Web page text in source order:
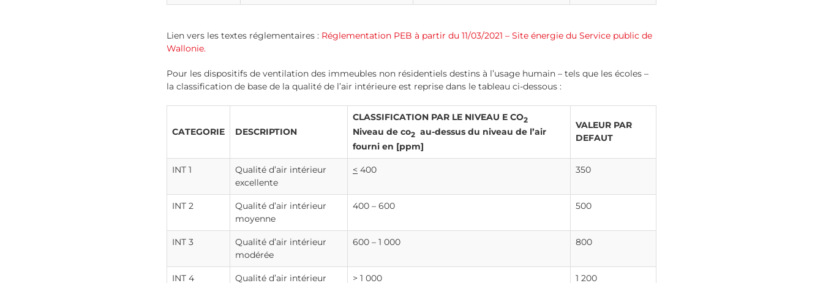
Lien vers les textes réglementaires : Réglementation PEB à partir du 11/03/2021 – Site énergie du Service public de
Wallonie.
Pour les dispositifs de ventilation des immeubles non résidentiels destins à l’usage humain – tels que les écoles –
la classification de base de la qualité de l’air intérieure est reprise dans le tableau ci-dessous :
CATEGORIE DESCRIPTION
CLASSIFICATION PAR LE NIVEAU E CO2
Niveau de co2 au-dessus du niveau de l’air
fourni en [ppm]
VALEUR PAR
DEFAUT
INT 1
Qualité d’air intérieur
excellente
< 400 350
INT 2
Qualité d’air intérieur
moyenne
400 – 600 500
INT 3
Qualité d’air intérieur
modérée
600 – 1 000 800
INT 4
Qualité d’air intérieur
> 1 000 1 200